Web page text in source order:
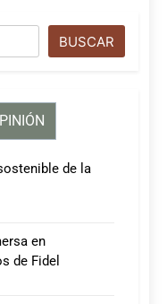
BUSCAR
de la
en
de Fidel